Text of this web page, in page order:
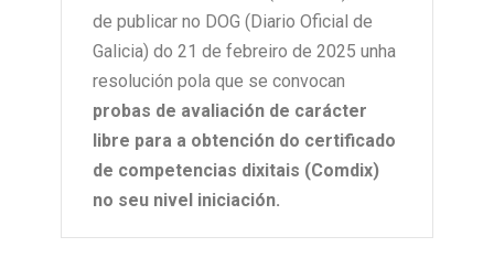
de publicar no DOG (Diario Oficial de
Galicia) do 21 de febreiro de 2025 unha
resolución pola que se convocan
probas de avaliación de carácter
libre para a obtención do certificado
de competencias dixitais (Comdix)
no seu nivel iniciación.